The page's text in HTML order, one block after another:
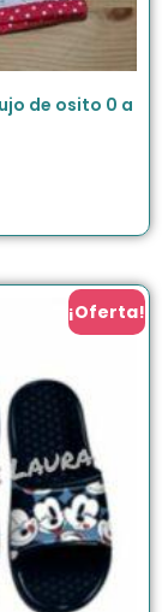
de osito 0 a
¡Oferta!